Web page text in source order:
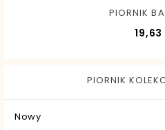
PIORNIK
19,63
PIORNIK
Nowy